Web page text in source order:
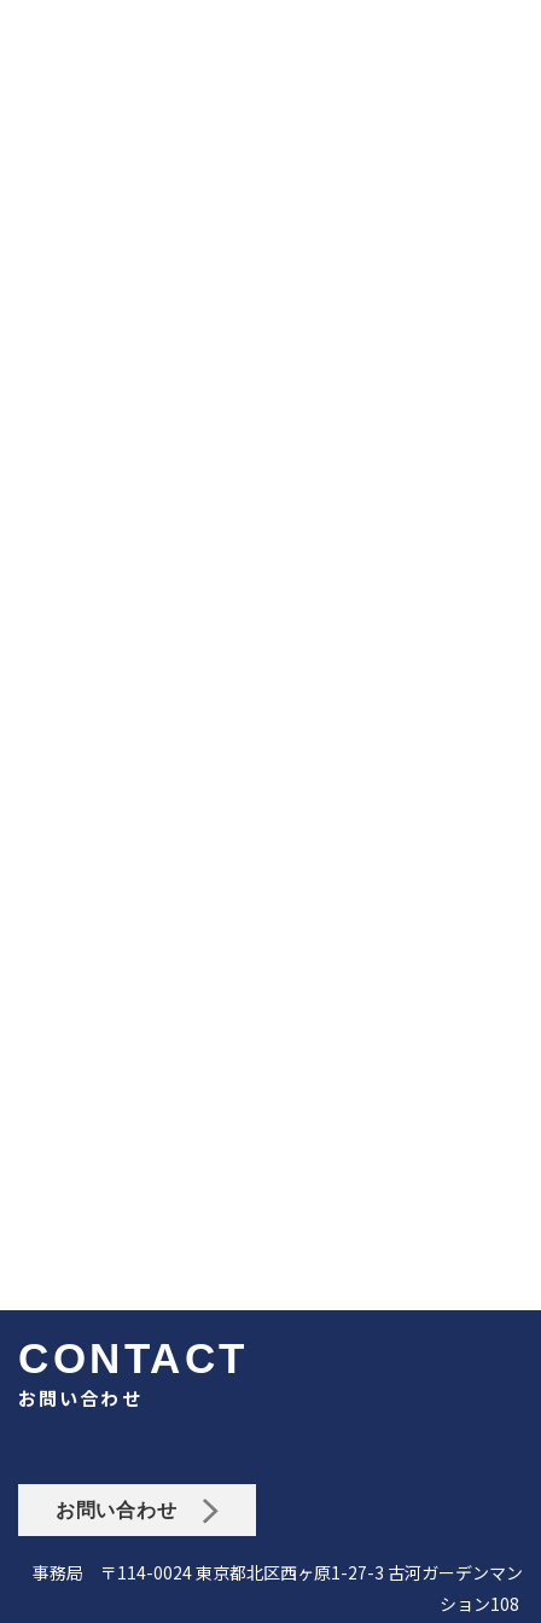
CONTACT
お問い合わせ
お問い合わせ
事務局 〒114-0024 東京都北区西ヶ原1-27-3 古河ガーデンマン
ション108